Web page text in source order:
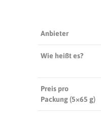
Anbieter
Wie heißt es?
Preis pro
Packung (5×65 g)